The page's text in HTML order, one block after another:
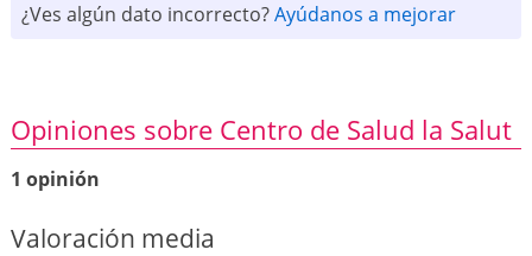
¿Ves algún dato incorrecto?Ayúdanos a mejorar
Opiniones sobre Centro de Salud la Salut
1 opinión
Valoración media